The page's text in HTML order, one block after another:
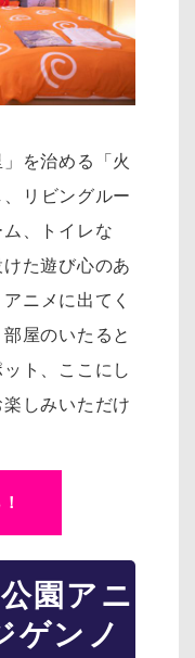
を治める「火
リ ビングルー
、トイレな
た遊び心のあ
ニメに出てく
屋のいたると
ト、
ここにし
しみいただけ
園アニ
ゲンノ